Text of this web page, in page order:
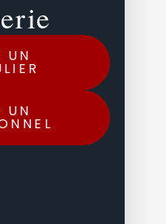
UN
UN